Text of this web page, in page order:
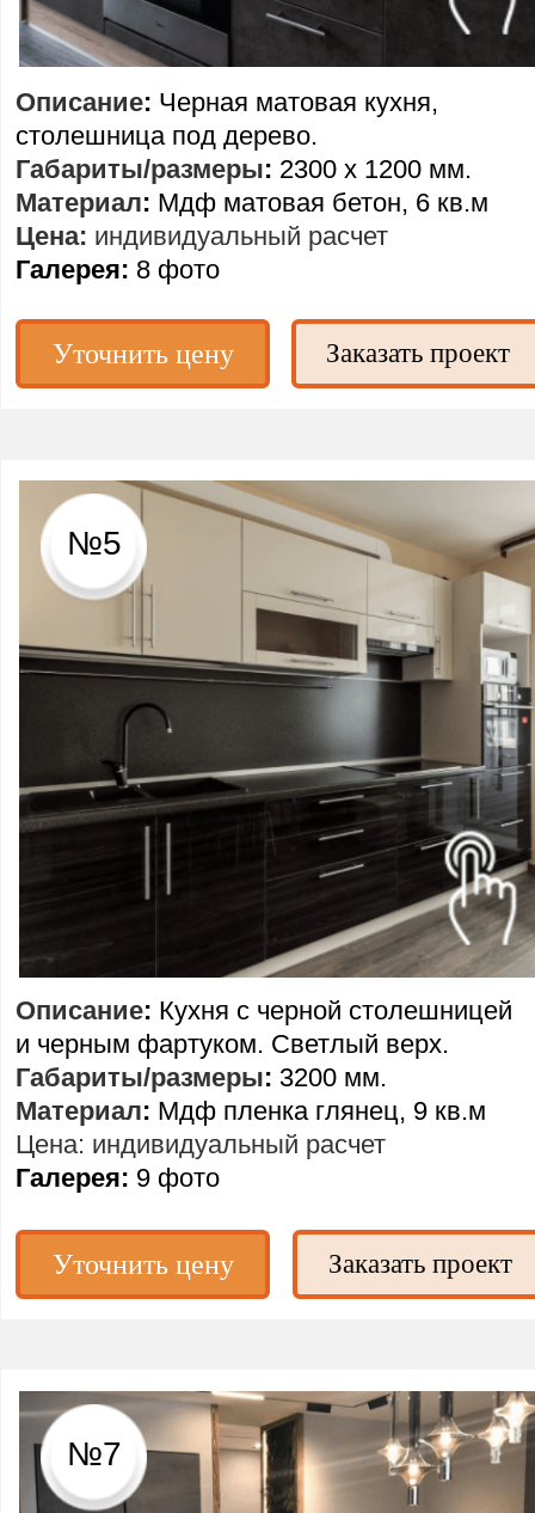
Уточнить цену Заказать проект
№5
Уточнить цену Заказать проект
Описание: Кухня с черной столешницей
и черным фартуком. Светлый верх.
Габариты/размеры: 3200 мм.
Материал: Мдф пленка глянец, 9 кв.м
Цена: индивидуальный расчет
Галерея: 9 фото
№7
Описание: Черная матовая кухня,
столешница под дерево.
Габариты/размеры: 2300 х 1200 мм.
Материал: Мдф матовая бетон, 6 кв.м
Цена: индивидуальный расчет
Галерея: 8 фото